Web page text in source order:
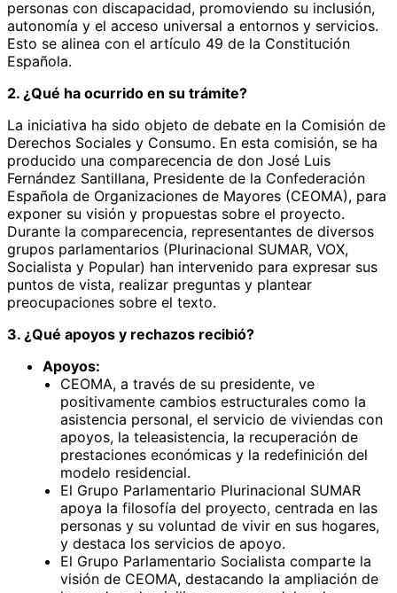
personas con discapacidad, promoviendo su inclusión,
autonomía y el acceso universal a entornos y servicios.
Esto se alinea con el artículo 49 de la Constitución
Española.
2. ¿Qué ha ocurrido en su trámite?
La iniciativa ha sido objeto de debate en la Comisión de
Derechos Sociales y Consumo. En esta comisión, se ha
producido una comparecencia de don José Luis
Fernández Santillana, Presidente de la Confederación
Española de Organizaciones de Mayores (CEOMA), para
exponer su visión y propuestas sobre el proyecto.
Durante la comparecencia, representantes de diversos
grupos parlamentarios (Plurinacional SUMAR, VOX,
Socialista y Popular) han intervenido para expresar sus
puntos de vista, realizar preguntas y plantear
preocupaciones sobre el texto.
3. ¿Qué apoyos y rechazos recibió?
Apoyos:
CEOMA, a través de su presidente, ve
positivamente cambios estructurales como la
asistencia personal, el servicio de viviendas con
apoyos, la teleasistencia, la recuperación de
prestaciones económicas y la redefinición del
modelo residencial.
El Grupo Parlamentario Plurinacional SUMAR
apoya la filosofía del proyecto, centrada en las
personas y su voluntad de vivir en sus hogares,
y destaca los servicios de apoyo.
El Grupo Parlamentario Socialista comparte la
visión de CEOMA, destacando la ampliación de